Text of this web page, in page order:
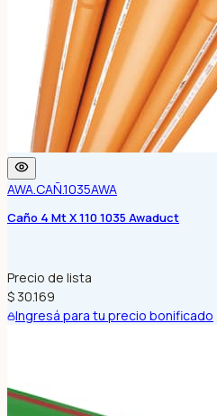
AWA.CAÑ.1035AWA
Caño 4 Mt X 110 1035 Awaduct
Precio de lista
$ 30.169
Ingresá para tu precio bonificado